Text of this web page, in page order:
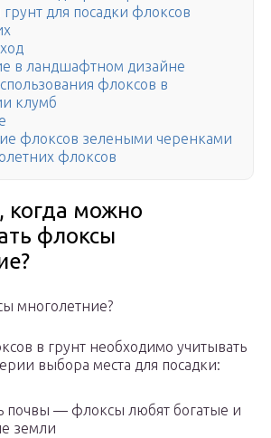
для посадки флоксов
в ландшафтном дизайне
флоксов в
клумб
флоксов зелеными черенками
флоксов
когда можно
флоксы
многолетние?
в грунт необходимо учитывать
выбора места для посадки:
почвы — флоксы любят богатые и
земли